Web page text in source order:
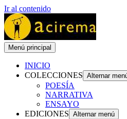
Ir al contenido
Menú principal
INICIO
COLECCIONES Alternar
POESÍA
NARRATIVA
ENSAYO
EDICIONES Alternar menú